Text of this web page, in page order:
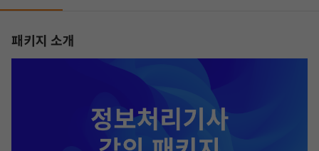
시 수강일 3일 자동 연장! 실기 87% 적중 신화 정
패키지 소개